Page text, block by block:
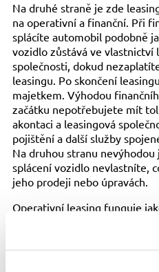
Na druhé straně je zde
na operativní a finanční. Při
splácíte automobil podobně
vozidlo zůstává ve vlastnictví
společnosti, dokud
leasingu. Po skončení
majetkem. Výhodou
začátku nepotřebujete mít
akontaci a leasingová
pojištění a další služby
Na druhou stranu
splácení vozidlo nevlastníte,
jeho prodeji nebo úpravách.
Operativní leasing funguje
vlastníkem vozu po celou
pouze platíte měsíční splátky